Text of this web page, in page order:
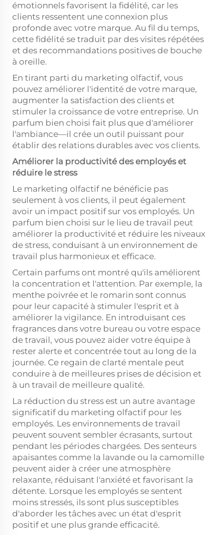
émotionnels favorisent la fidélité, car les
clients ressentent une connexion plus
profonde avec votre marque. Au fil du temps,
cette fidélité se traduit par des visites répétées
et des recommandations positives de bouche
à oreille.
En tirant parti du marketing olfactif, vous
pouvez améliorer l'identité de votre marque,
augmenter la satisfaction des clients et
stimuler la croissance de votre entreprise. Un
parfum bien choisi fait plus que d'améliorer
l'ambiance—il crée un outil puissant pour
établir des relations durables avec vos clients.
Améliorer la productivité des employés et
réduire le stress
Le marketing olfactif ne bénéficie pas
seulement à vos clients, il peut également
avoir un impact positif sur vos employés. Un
parfum bien choisi sur le lieu de travail peut
améliorer la productivité et réduire les niveaux
de stress, conduisant à un environnement de
travail plus harmonieux et efficace.
Certain parfums ont montré qu'ils améliorent
la concentration et l'attention. Par exemple, la
menthe poivrée et le romarin sont connus
pour leur capacité à stimuler l'esprit et à
améliorer la vigilance. En introduisant ces
fragrances dans votre bureau ou votre espace
de travail, vous pouvez aider votre équipe à
rester alerte et concentrée tout au long de la
journée. Ce regain de clarté mentale peut
conduire à de meilleures prises de décision et
à un travail de meilleure qualité.
La réduction du stress est un autre avantage
significatif du marketing olfactif pour les
employés. Les environnements de travail
peuvent souvent sembler écrasants, surtout
pendant les périodes chargées. Des senteurs
apaisantes comme la lavande ou la camomille
peuvent aider à créer une atmosphère
relaxante, réduisant l'anxiété et favorisant la
détente. Lorsque les employés se sentent
moins stressés, ils sont plus susceptibles
d'aborder les tâches avec un état d'esprit
positif et une plus grande efficacité.